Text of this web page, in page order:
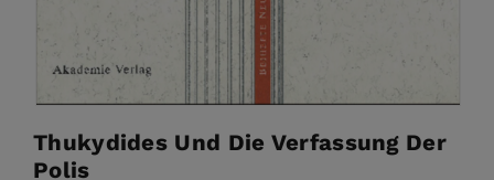
Thukydides Und Die Verfassung Der
Polis